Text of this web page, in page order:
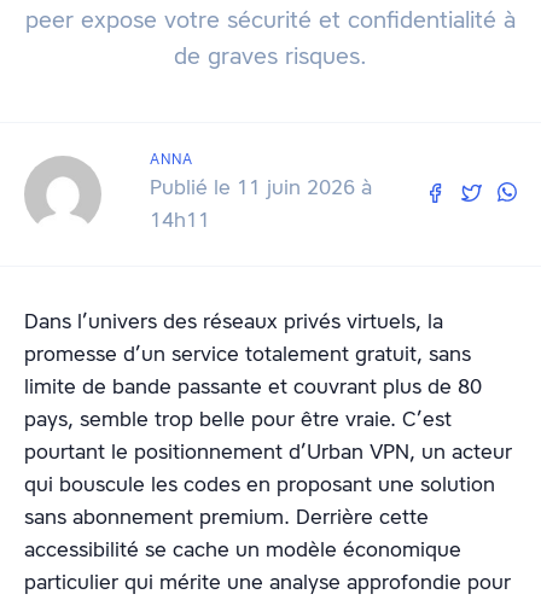
peer expose votre sécurité et confidentialité à
de graves risques.
ANNA
Publié le 11 juin 2026 à
14h11
Dans l’univers des réseaux privés virtuels, la
promesse d’un service totalement gratuit, sans
limite de bande passante et couvrant plus de 80
pays, semble trop belle pour être vraie. C’est
pourtant le positionnement d’Urban VPN, un acteur
qui bouscule les codes en proposant une solution
sans abonnement premium. Derrière cette
accessibilité se cache un modèle économique
particulier qui mérite une analyse approfondie pour